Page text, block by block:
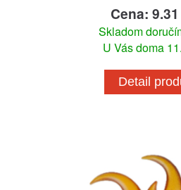
Cena:
Skladom
U Vás doma
Detail